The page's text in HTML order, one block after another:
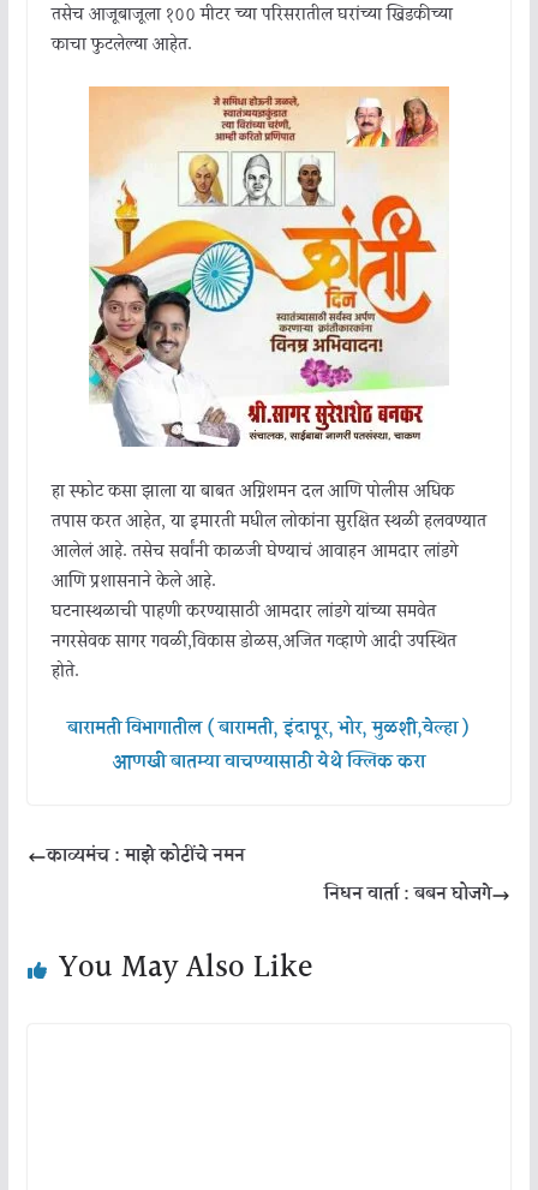
तसेच आजूबाजूला १०० मीटर च्या परिसरातील घरांच्या खिडकीच्या
काचा फुटलेल्या आहेत.
हा स्फोट कसा झाला या बाबत अग्निशमन दल आणि पोलीस अधिक
तपास करत आहेत, या इमारती मधील लोकांना सुरक्षित स्थळी हलवण्यात
आलेलं आहे. तसेच सर्वांनी काळजी घेण्याचं आवाहन आमदार लांडगे
आणि प्रशासनाने केले आहे.
घटनास्थळाची पाहणी करण्यासाठी आमदार लांडगे यांच्या समवेत
नगरसेवक सागर गवळी,विकास डोळस,अजित गव्हाणे आदी उपस्थित
होते.
बारामती विभागातील ( बारामती, इंदापूर, भोर, मुळशी,वेल्हा )
आणखी बातम्या वाचण्यासाठी येथे क्लिक करा
काव्यमंच : माझे कोटींचे नमन
निधन वार्ता : बबन घोजगे
You May Also Like